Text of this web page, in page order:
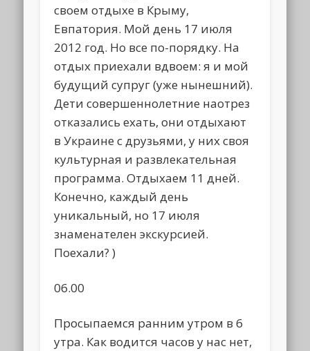
своем отдыхе в Крыму,
Евпатория. Мой день 17 июля
2012 год. Но все по-порядку. На
отдых приехали вдвоем: я и мой
будущий супруг (уже нынешний).
Дети совершеннолетние наотрез
отказались ехать, они отдыхают
в Украине с друзьями, у них своя
культурная и развлекательная
программа. Отдыхаем 11 дней.
Конечно, каждый день
уникальный, но 17 июля
знаменателен экскурсией.
Поехали? )
06.00
Просыпаемся ранним утром в 6
утра. Как водится часов у нас нет,